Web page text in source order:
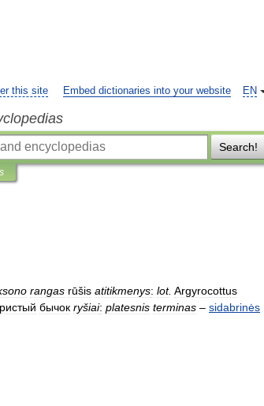
EN
this site Embed dictionaries into your website
Search!
rangas rūšis atitikmenys: lot. Argyrocottus
бычок ryšiai: platesnis terminas – sidabrinės